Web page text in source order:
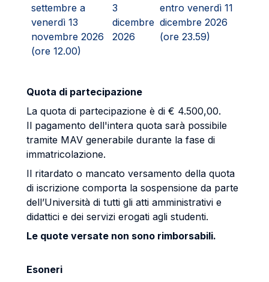
settembre a
venerdì 13
novembre 2026
(ore 12.00)
3
dicembre
2026
entro venerdì 11
dicembre 2026
(ore 23.59)
Quota di partecipazione
La quota di partecipazione è di € 4.500,00.
Il pagamento dell'intera quota sarà possibile
tramite MAV generabile durante la fase di
immatricolazione.
Il ritardato o mancato versamento della quota
di iscrizione comporta la sospensione da parte
dell’Università di tutti gli atti amministrativi e
didattici e dei servizi erogati agli studenti.
Le quote versate non sono rimborsabili.
Esoneri